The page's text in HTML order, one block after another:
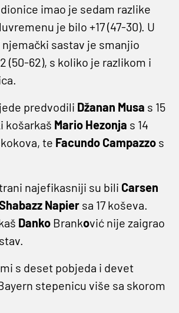
imao je sedam razlike
je bilo +17 (47-30). U
sastav je smanjio
(50-62), s koliko je razlikom i
predvodili Džanan Musa s 15
košarkaš Mario Hezonja s 14
te Facundo Campazzo s
najefikasniji su bili Carsen
Napier sa 17 koševa.
Danko Branković nije zaigrao
s deset pobjeda i devet
stepenicu više sa skorom